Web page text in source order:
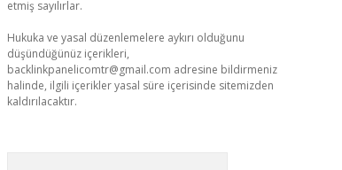
etmiş sayılırlar.
Hukuka ve yasal düzenlemelere aykırı olduğunu
düşündüğünüz içerikleri,
backlinkpanelicomtr@gmail.com adresine bildirmeniz
halinde, ilgili içerikler yasal süre içerisinde sitemizden
kaldırılacaktır.